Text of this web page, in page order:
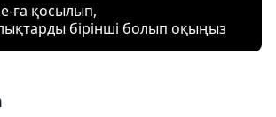
ға қосылып,
бірінші болып оқыңыз